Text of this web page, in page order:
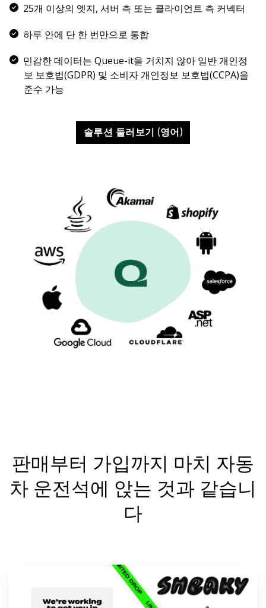
Deutsch
한국어
25개 이상의 엣지, 서버 측 또는 클라이언트 측 커넥터
하루 안에 단 한 번만으로 통합
민감한 데이터는 Queue-it을 거치지 않아 일반 개인정
보 보호법(GDPR) 및 소비자 개인정보 보호법(CCPA)을
준수 가능
솔루션 둘러보기 (영어)
판매부터 가입까지 마치 자동
차 운전석에 앉는 것과 같습니
다